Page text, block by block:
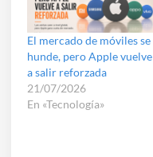
El mercado de móviles se
hunde, pero Apple vuelve
a salir reforzada
21/07/2026
En «Tecnología»